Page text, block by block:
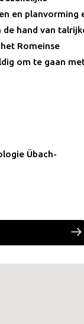
en planvorming
de hand van
Romeinse
om te gaan
Übach-